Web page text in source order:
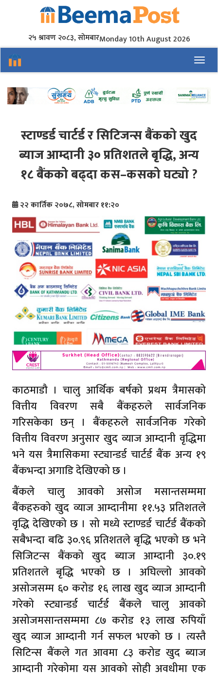
२५ श्रावण २०८३, सोमबारMonday 10th August 2026
स्टाण्डर्ड चार्टर्ड र सिटिजन्स बैंकको खुद
ब्याज आम्दानी ३० प्रतिशतले बृद्धि, अन्य
१८ बैंकको बढ्दा कस–कसको घट्यो ?
२२ कार्तिक २०७८, सोमबार ११:२०
काठमाडौ । चालु आर्थिक बर्षको प्रथम त्रैमासको
वित्तीय विवरण सबै बैंकहरुले सार्वजनिक
गरिसकेका छन् । बैंकहरुले सार्वजनिक गरेको
वित्तीय विवरण अनुसार खुद व्याज आम्दानी वृद्धिमा
भने यस त्रैमासिकमा स्ट्यान्डर्ड चार्टर्ड बैंक अन्य १९
बैंकभन्दा अगाडि देखिएको छ ।
बैंकले चालु आवको असोज मसान्तसम्ममा
बैंकहरुको खुद व्याज आम्दानीमा ११.५३ प्रतिशतले
वृद्धि देखिएको छ । सो मध्ये स्टाण्डर्ड चार्टर्ड बैंकको
सबैभन्दा बढि ३०.९६ प्रतिशतले बृद्धि भएको छ भने
सिजिटन्स बैंकको खुद ब्याज आम्दानी ३०.१९
प्रतिशतले बृद्धि भएको छ । अघिल्लो आवको
असोजसम्म ६० करोड १६ लाख खुद व्याज आम्दानी
गरेको स्ट्यान्डर्ड चार्टर्ड बैंकले चालु आवको
असोजमसान्तसम्ममा ८७ करोड १३ लाख रुपियाँ
खुद व्याज आम्दानी गर्न सफल भएको छ । त्यस्तै
सिटिन्स बैंकले गत आवमा ८३ करोड खुद ब्याज
आम्दानी गरेकोमा यस आवको सोही अवधीमा एक